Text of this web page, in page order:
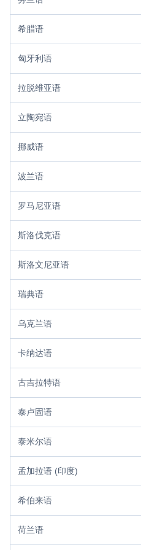
PPT 转码服务
快速高效的文档转换解决方案
控制台
灵动课堂 HOT
在线互动课堂的 aPaaS 方案
code）接入在线教育场景
低代码集成、灵活定制、超低
灵隼物联网云平台
行链路以及呼叫管理能力
希腊语
匈牙利语
拉脱维亚语
立陶宛语
挪威语
波兰语
罗马尼亚语
斯洛伐克语
斯洛文尼亚语
瑞典语
乌克兰语
卡纳达语
古吉拉特语
泰卢固语
泰米尔语
孟加拉语 (印度)
希伯来语
荷兰语